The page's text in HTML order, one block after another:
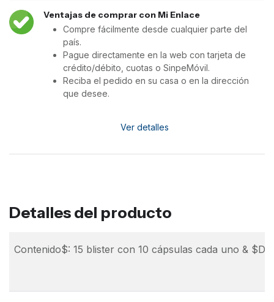
Ventajas de comprar con Mi Enlace
Compre fácilmente desde cualquier parte del
país.
Pague directamente en la web con tarjeta de
crédito/débito, cuotas o SinpeMóvil.
Reciba el pedido en su casa o en la dirección
que desee.
Ver detalles
Detalles del producto
Contenido$: 15 blister con 10 cápsulas cada uno &